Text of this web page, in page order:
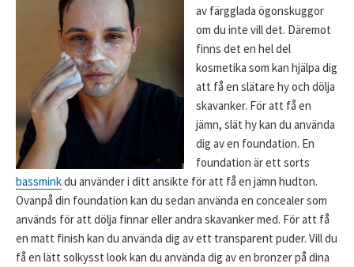
av färgglada ögonskuggor
om du inte vill det. Däremot
finns det en hel del
kosmetika som kan hjälpa dig
att få en slätare hy och dölja
skavanker. För att få en
jämn, slät hy kan du använda
dig av en foundation. En
foundation är ett sorts
bassminkdu använder i ditt ansikte för att få en jämn hudton.
Ovanpå din foundation kan du sedan använda en concealer som
används för att dölja finnar eller andra skavanker med. För att få
en matt finish kan du använda dig av ett transparent puder. Vill du
få en lätt solkysst look kan du använda dig av en bronzer på dina